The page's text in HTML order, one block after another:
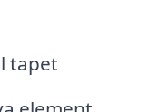
tapet